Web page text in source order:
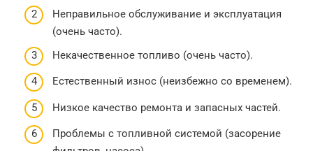
Неправильное обслуживание и эксплуатация
(очень часто).
Некачественное топливо (очень часто).
Естественный износ (неизбежно со временем).
Низкое качество ремонта и запасных частей.
Проблемы с топливной системой (засорение